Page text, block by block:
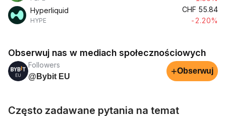
Hyperliquid
HYPE
CHF 55.84
-2.20%
Obserwuj nas w mediach społecznościowych
Followers
@Bybit EU
+Obserwuj
Często zadawane pytania na temat